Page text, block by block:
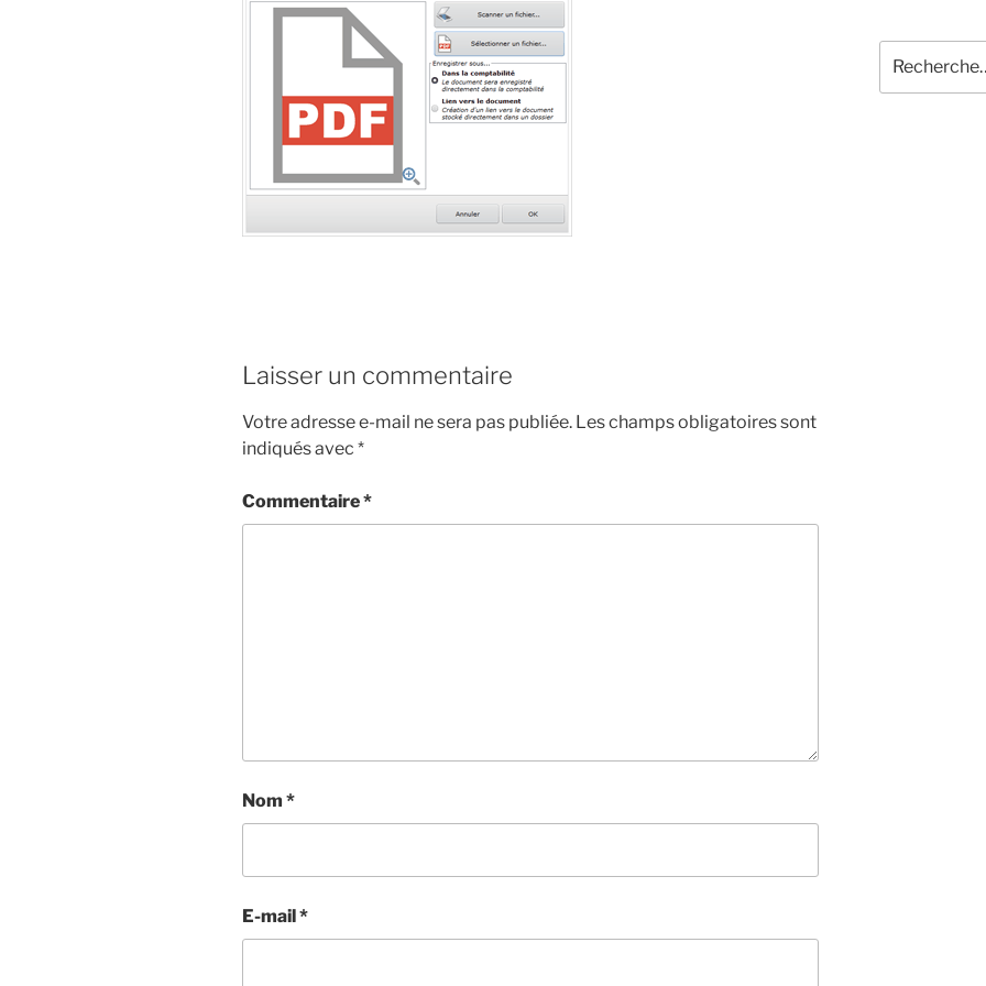
Laisser un commentaire
Votre adresse e-mail ne sera pas publiée. Les champs obligatoires sont
indiqués avec *
Commentaire*
Nom *
E-mail*
pour
: